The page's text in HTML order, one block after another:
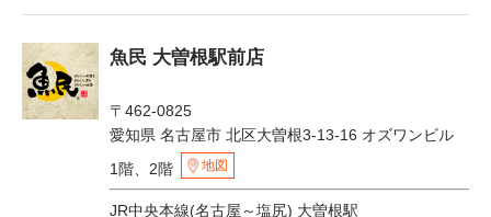
魚民 大曽根駅前店
〒462-0825
愛知県 名古屋市 北区大曽根3-13-16 オズワンビル
1階、2階
地図
JR中央本線(名古屋～塩尻) 大曽根駅